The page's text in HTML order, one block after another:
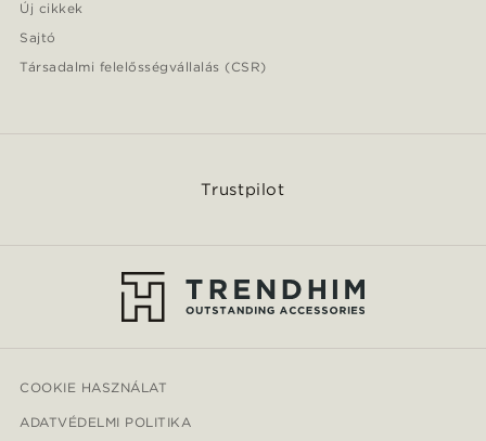
Új cikkek
Sajtó
Társadalmi felelősségvállalás (CSR)
Trustpilot
COOKIE HASZNÁLAT
ADATVÉDELMI POLITIKA